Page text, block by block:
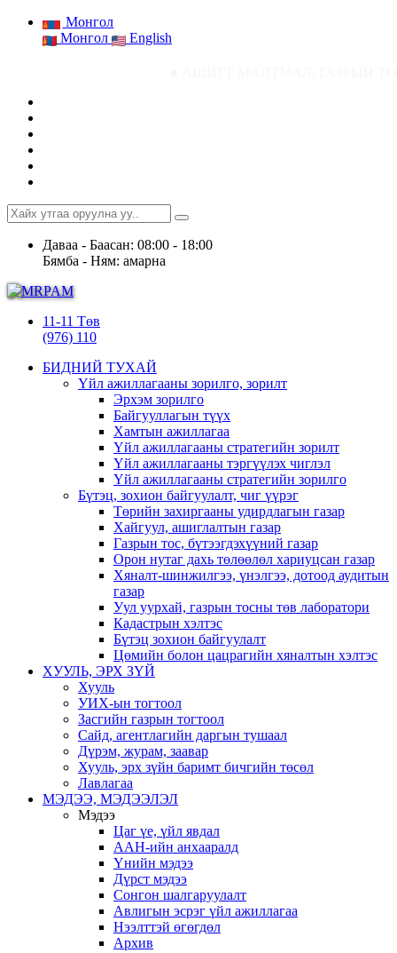
Монгол
Монгол
English
Даваа - Баасан: 08:00 - 18:00
Бямба - Ням: амарна
11-11 Төв
(976) 110
БИДНИЙ ТУХАЙ
Үйл ажиллагааны зорилго, зорилт
Эрхэм зорилго
Байгууллагын түүх
Хамтын ажиллагаа
Үйл ажиллагааны стратегийн зорилт
Үйл ажиллагааны тэргүүлэх чиглэл
Үйл ажиллагааны стратегийн зорилго
Бүтэц, зохион байгуулалт, чиг үүрэг
Төрийн захиргааны удирдлагын газар
Хайгуул, ашиглалтын газар
Газрын тос, бүтээгдэхүүний газар
Орон нутаг дахь төлөөлөл хариуцсан газар
Хяналт-шинжилгээ, үнэлгээ, дотоод аудитын
газар
Уул уурхай, газрын тосны төв лаборатори
Кадастрын хэлтэс
Бүтэц зохион байгуулалт
Цөмийн болон цацрагийн хяналтын хэлтэс
ХУУЛЬ, ЭРХ ЗҮЙ
Хууль
УИХ-ын тогтоол
Засгийн газрын тогтоол
Сайд, агентлагийн даргын тушаал
Дүрэм, журам, заавар
Хууль, эрх зүйн баримт бичгийн төсөл
Лавлагаа
МЭДЭЭ, МЭДЭЭЛЭЛ
Мэдээ
Цаг үе, үйл явдал
ААН-ийн анхааралд
Үнийн мэдээ
Дүрст мэдээ
Сонгон шалгаруулалт
Авлигын эсрэг үйл ажиллагаа
Нээлттэй өгөгдөл
Архив